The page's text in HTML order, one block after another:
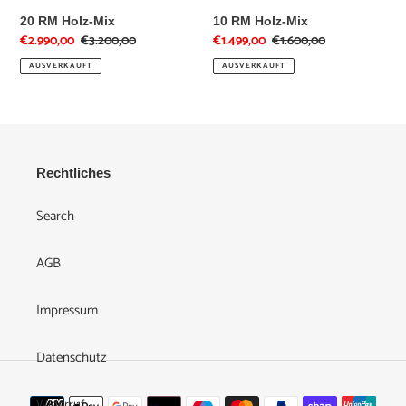
20 RM Holz-Mix
Sonderpreis
€2.990,00 Normaler
Preis
€3.200,00
AUSVERKAUFT
10 RM Holz-Mix
Sonderpreis
€1.499,00 Normaler
Preis
€1.600,00
AUSVERKAUFT
Rechtliches
Search
AGB
Impressum
Datenschutz
Zahlungsmethoden